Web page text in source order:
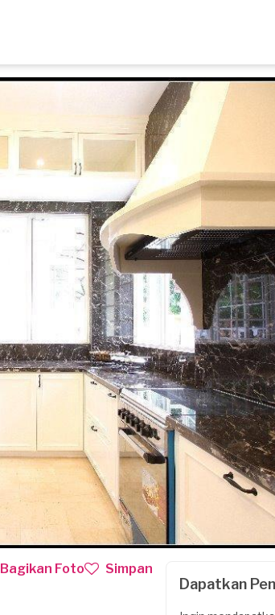
Bagikan Foto Simpan
Dapatkan